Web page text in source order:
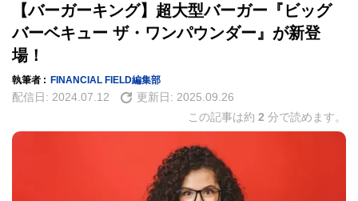
【バーガーキング】超大型バーガー『ビッグ
バーベキュー ザ・ワンパウンダー』が新登
場！
執筆者 : FINANCIAL FIELD編集部
配信日: 2024.07.12 更新日: 2025.09.26
この記事は約 2 分で読めます。